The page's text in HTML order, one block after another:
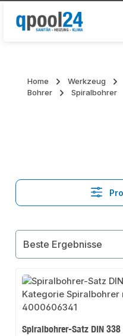
Zum Hauptinhalt springen
Home Werkzeug
Bohrer
Spiralbohrer
Spiralbohrer-Satz DIN 338